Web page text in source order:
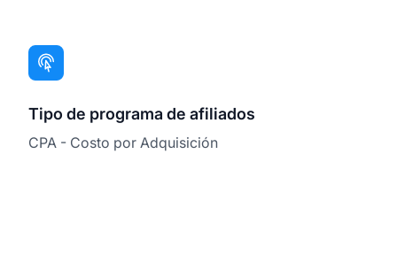
Tipo de programa de afiliados
CPA - Costo por Adquisición